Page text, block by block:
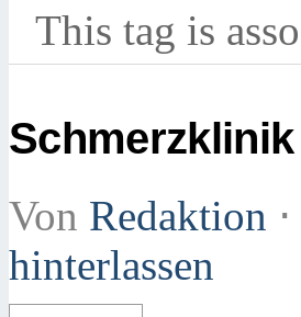
This tag is
Von Redaktion ⋅
hinterlassen